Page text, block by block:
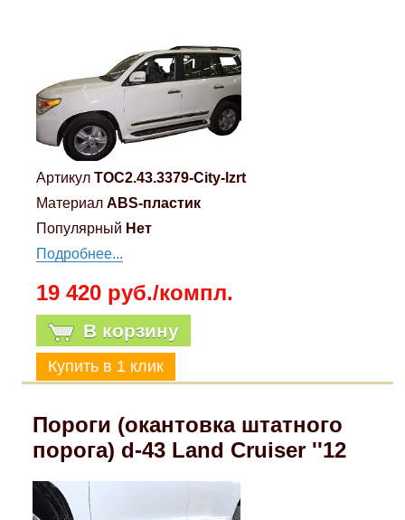
Артикул TOC2.43.3379-City-lzrt
Материал ABS-пластик
Популярный Нет
Подробнее...
19 420 руб./компл.
В корзину
Пороги (окантовка штатного
порога) d-43 Land Cruiser ''12